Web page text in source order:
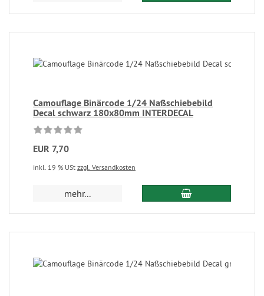
Camouflage Binärcode 1/24 Naßschiebebild
Decal schwarz 180x80mm INTERDECAL
EUR 7,70
inkl. 19 % USt zzgl. Versandkosten
mehr...